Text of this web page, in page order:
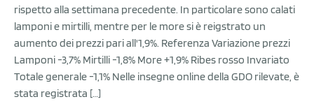
rispetto alla settimana precedente. In particolare sono calati
lamponi e mirtilli, mentre per le more si è reigstrato un
aumento dei prezzi pari all'1,9%. Referenza Variazione prezzi
Lamponi -3,7% Mirtilli -1,8% More +1,9% Ribes rosso Invariato
Totale generale -1,1% Nelle insegne online della GDO rilevate, è
stata registrata […]